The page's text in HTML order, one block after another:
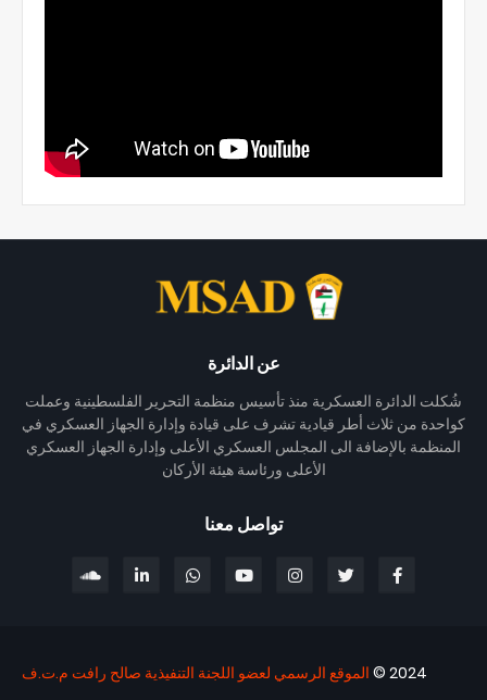
عن الدائرة
شُكلت الدائرة العسكرية منذ تأسيس منظمة التحرير الفلسطينية وعملت
كواحدة من ثلاث أطر قيادية تشرف على قيادة وإدارة الجهاز العسكري في
المنظمة بالإضافة الى المجلس العسكري الأعلى وإدارة الجهاز العسكري
الأعلى ورئاسة هيئة الأركان
تواصل معنا
2024 © الموقع الرسمي لعضو اللجنة التنفيذية صالح رافت م.ت.ف